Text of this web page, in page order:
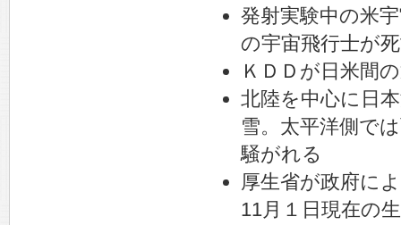
発射実験中の米
の宇宙飛行士が
ＫＤＤが日米間
北陸を中心に日
雪。太平洋側で
騒がれる
厚生省が政府に
11月１日現在の